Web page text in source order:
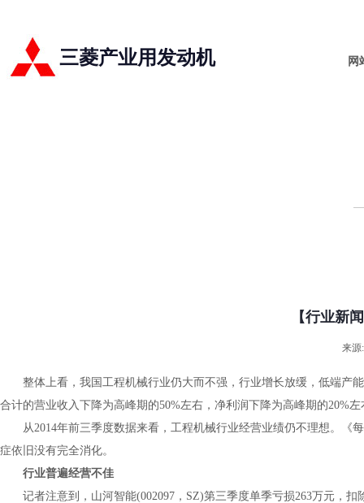
网
三菱产业用发动机
【行业新
来
整体上看，我国工程机械行业仍大而不强，行业增长放缓，低端产
合计的营业收入下降为高峰期的50%左右，净利润下降为高峰期的20%左
从2014年前三季度数据来看，工程机械行业经营业绩仍不理想。《
症依旧没有完全消化。
行业普遍经营不佳
记者注意到， 山河智能(002097，SZ)第三季度单季亏损263万元，